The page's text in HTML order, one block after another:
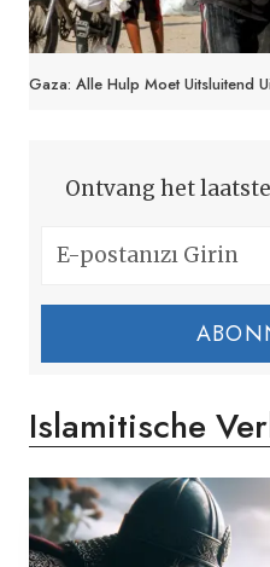
Gaza: Alle Hulp Moet Uitsluitend
Ontvang het
Islamitische